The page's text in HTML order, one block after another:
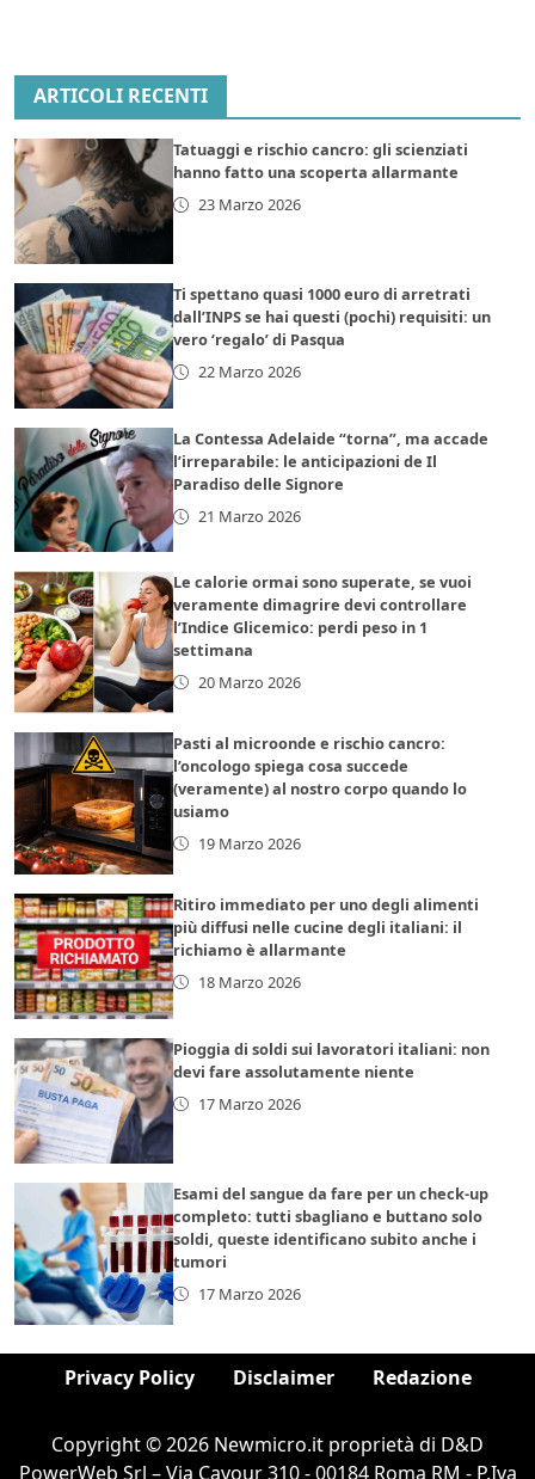
ARTICOLI RECENTI
Tatuaggi e rischio cancro: gli scienziati
hanno fatto una scoperta allarmante
23 Marzo 2026
Ti spettano quasi 1000 euro di arretrati
dall’INPS se hai questi (pochi) requisiti: un
vero ‘regalo’ di Pasqua
22 Marzo 2026
La Contessa Adelaide “torna”, ma accade
l’irreparabile: le anticipazioni de Il
Paradiso delle Signore
21 Marzo 2026
Le calorie ormai sono superate, se vuoi
veramente dimagrire devi controllare
l’Indice Glicemico: perdi peso in 1
settimana
20 Marzo 2026
Pasti al microonde e rischio cancro:
l’oncologo spiega cosa succede
(veramente) al nostro corpo quando lo
usiamo
19 Marzo 2026
Ritiro immediato per uno degli alimenti
più diffusi nelle cucine degli italiani: il
richiamo è allarmante
18 Marzo 2026
Pioggia di soldi sui lavoratori italiani: non
devi fare assolutamente niente
17 Marzo 2026
Esami del sangue da fare per un check-up
completo: tutti sbagliano e buttano solo
soldi, queste identificano subito anche i
tumori
17 Marzo 2026
Privacy Policy Disclaimer Redazione
Copyright © 2026 Newmicro.it proprietà di D&D
PowerWeb Srl – Via Cavour 310 - 00184 Roma RM - P.Iva